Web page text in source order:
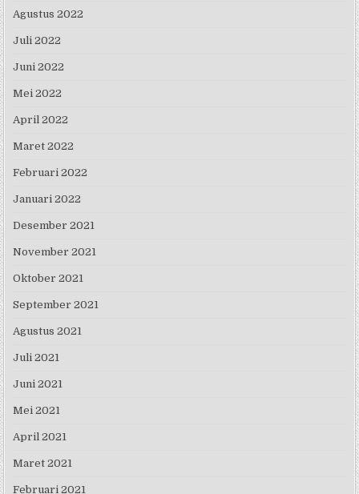
Agustus 2022
Juli 2022
Juni 2022
Mei 2022
April 2022
Maret 2022
Februari 2022
Januari 2022
Desember 2021
November 2021
Oktober 2021
September 2021
Agustus 2021
Juli 2021
Juni 2021
Mei 2021
April 2021
Maret 2021
Februari 2021